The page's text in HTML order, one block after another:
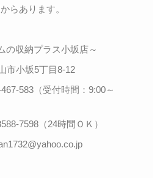
らあります。
の収納プラス小坂店～
市小坂5丁目8-12
583（受付時間：9:00～
7598（24時間ＯＫ）